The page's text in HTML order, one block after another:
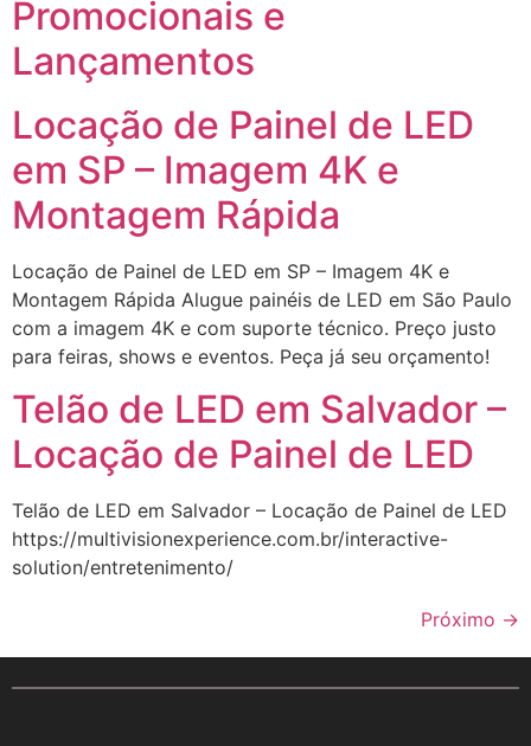
Promocionais e
Lançamentos
Locação de Painel de LED
em SP – Imagem 4K e
Montagem Rápida
Locação de Painel de LED em SP – Imagem 4K e
Montagem Rápida Alugue painéis de LED em São Paulo
com a imagem 4K e com suporte técnico. Preço justo
para feiras, shows e eventos. Peça já seu orçamento!
Telão de LED em Salvador –
Locação de Painel de LED
Telão de LED em Salvador – Locação de Painel de LED
https://multivisionexperience.com.br/interactive-
solution/entretenimento/
Próximo →